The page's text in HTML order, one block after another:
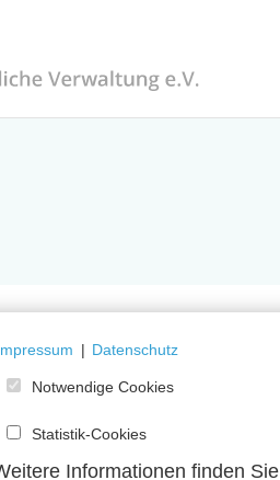
| Datenschutz
Notwendige Cookies
Statistik-Cookies
Informationen finden